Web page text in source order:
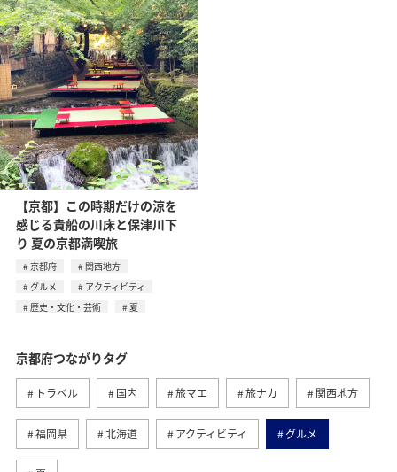
【京都】この時期だけの涼を
感じる貴船の川床と保津川下
り 夏の京都満喫旅
京都府
関西地方
グルメ
アクティビティ
歴史・文化・芸術
夏
京都府つながりタグ
トラベル 国内 旅マエ 旅ナカ 関西地方
福岡県 北海道 アクティビティ グルメ